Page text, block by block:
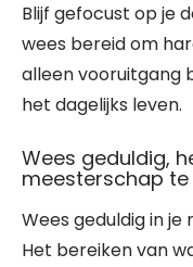
Blijf gefocust op je
wees bereid om
alleen vooruitgang
het dagelijks leven.
Wees geduldig,
meesterschap te
Wees geduldig in
Het bereiken van